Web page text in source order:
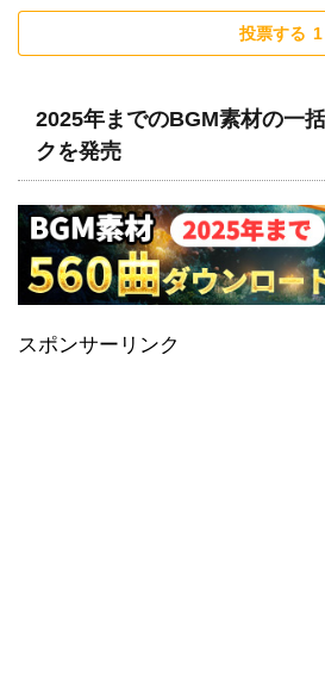
投票する 1
2025年までのBGM素材の一
クを発売
スポンサーリンク